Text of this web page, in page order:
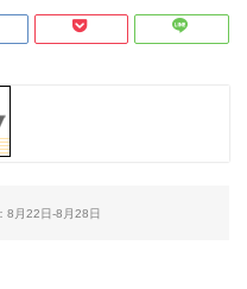
8月22日-8月28日